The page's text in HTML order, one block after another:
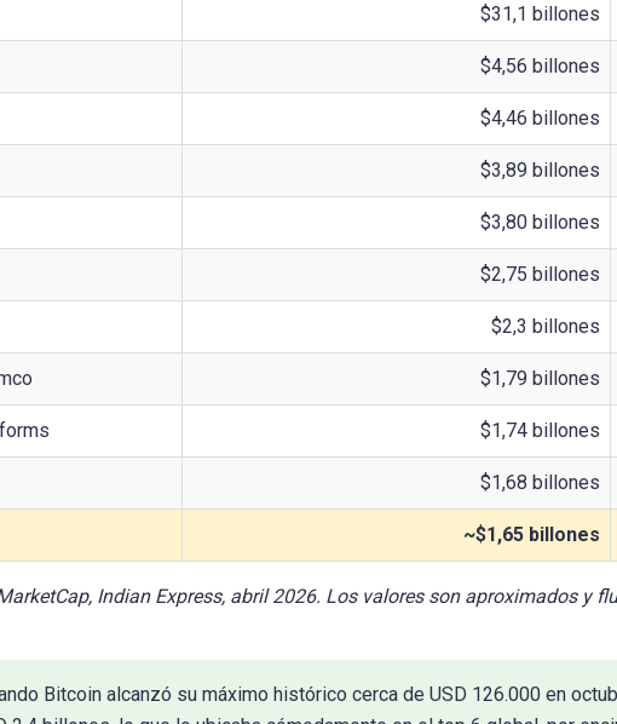
$31,1 billones
$4,56 billones
$4,46 billones
$3,89 billones
$3,80 billones
$2,75 billones
$2,3 billones
$1,79 billones
$1,74 billones
$1,68 billones
~$1,65 billones
Indian Express, abril 2026. Los valores son aproximados y
Bitcoin alcanzó su máximo histórico cerca de USD 126.000 en